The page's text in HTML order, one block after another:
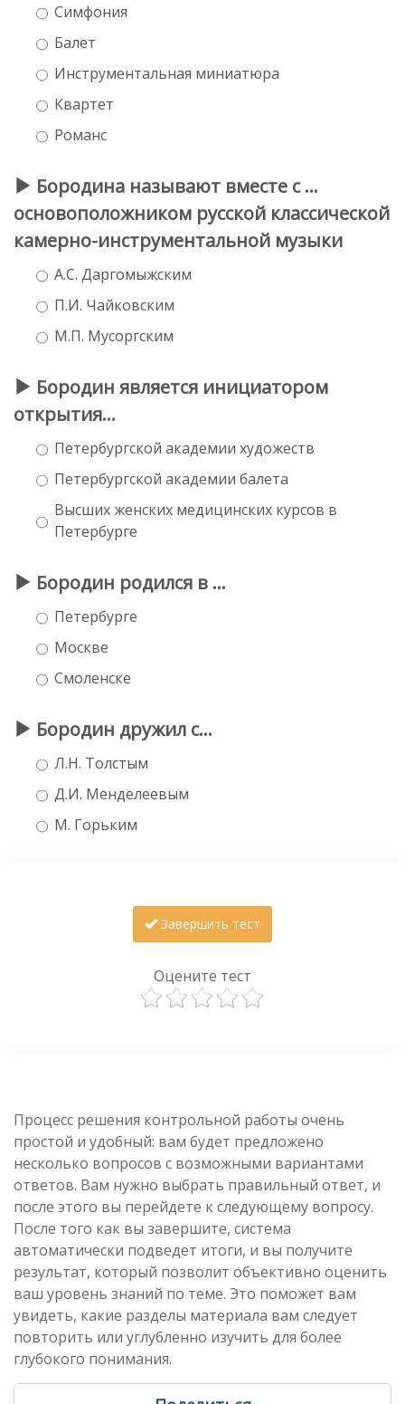
Симфония
Балет
Инструментальная миниатюра
Квартет
Романс
Бородина называют вместе с ...
основоположником русской классической
камерно-инструментальной музыки
А.С. Даргомыжским
П.И. Чайковским
М.П. Мусоргским
Бородин является инициатором
открытия...
Петербургской академии художеств
Петербургской академии балета
Высших женских медицинских курсов в
Петербурге
Бородин родился в ...
Петербурге
Москве
Смоленске
Бородин дружил с...
Л.Н. Толстым
Д.И. Менделеевым
М. Горьким
Завершить тест
Оцените тест
Процесс решения контрольной работы очень
простой и удобный: вам будет предложено
несколько вопросов с возможными вариантами
ответов. Вам нужно выбрать правильный ответ, и
после этого вы перейдете к следующему вопросу.
После того как вы завершите, система
автоматически подведет итоги, и вы получите
результат, который позволит объективно оценить
ваш уровень знаний по теме. Это поможет вам
увидеть, какие разделы материала вам следует
повторить или углубленно изучить для более
глубокого понимания.